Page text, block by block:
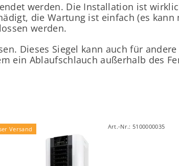
werden. Die Installation ist
die Wartung ist einfach (es
werden.
Dieses Siegel kann auch für
ein Ablaufschlauch außerhalb des
Versand Art.-Nr.:5100000035